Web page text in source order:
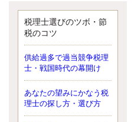
と思いましたが、そこはセンスある
後のブロガーに任せようと思いま
更新:2017年5月1日(大阪市北区)
---------------------
サクセス会計事務所
サクセス税理士のお役立ちブ
ログ
平成２７年１月１日以降開始の相続
より、相続税の基礎控除額（相続税
税理士選びのツボ・節
税のコツ
供給過多で過当競争税理
士・戦国時代の幕開け
あなたの望みにかなう税
理士の探し方・選び方